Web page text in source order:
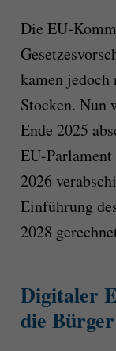
Die EU-
kamen jedoch
Stocken. Nun
Ende 2025
EU-
2026
Einführung
2028
Digitaler
die Bürger